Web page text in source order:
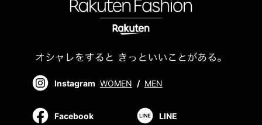
Instagram WOMEN / MEN
Facebook LINE